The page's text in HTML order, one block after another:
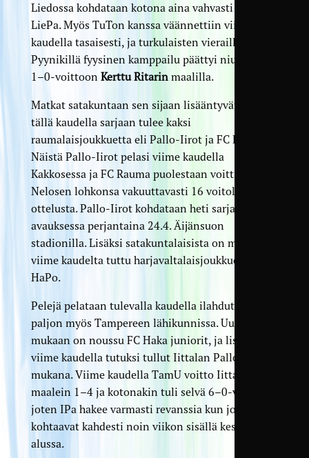
Liedossa kohdataan kotona aina vahvasti pelaava
LiePa. Myös TuTon kanssa väännettiin viime
kaudella tasaisesti, ja turkulaisten vieraillessa
Pyynikillä fyysinen kamppailu päättyi niukkaan
1–0-voittoon Kerttu Ritarinmaalilla.
Matkat satakuntaan sen sijaan lisääntyvät, sillä
tällä kaudella sarjaan tulee kaksi
raumalaisjoukkuetta eli Pallo-Iirot ja FC Rauma.
Näistä Pallo-Iirot pelasi viime kaudella
Kakkosessa ja FC Rauma puolestaan voitti oman
Nelosen lohkonsa vakuuttavasti 16 voitolla 24
ottelusta. Pallo-Iirot kohdataan heti sarjan
avauksessa perjantaina 24.4. Äijänsuon
stadionilla. Lisäksi satakuntalaisista on mukana
viime kaudelta tuttu harjavaltalais­joukkue FC
HaPo.
Pelejä pelataan tulevalla kaudella ilahduttavan
paljon myös Tampereen lähikunnissa. Uutena
mukaan on noussu FC Haka juniorit, ja lisäksi
viime kaudella tutuksi tullut Iittalan Pallo on
mukana. Viime kaudella TamU voitto Iittalassa
maalein 1–4 ja kotonakin tuli selvä 6–0-voitto,
joten IPa hakee varmasti revanssia kun joukkueet
kohtaavat kahdesti noin viikon sisällä kesäkuun
alussa.